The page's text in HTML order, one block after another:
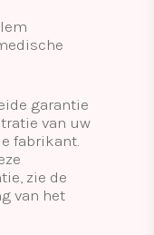
garantie
van uw
fabrikant.
zie de
van het